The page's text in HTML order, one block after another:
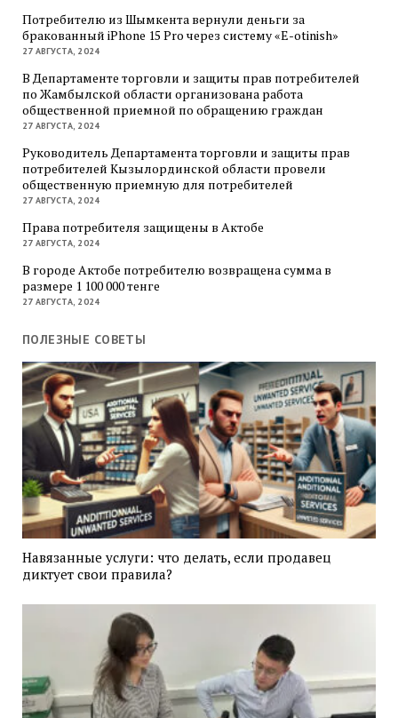
Потребителю из Шымкента вернули деньги за
бракованный iPhone 15 Pro через систему «E-otinish»
27 АВГУСТА, 2024
В Департаменте торговли и защиты прав потребителей
по Жамбылской области организована работа
общественной приемной по обращению граждан
27 АВГУСТА, 2024
Руководитель Департамента торговли и защиты прав
потребителей Кызылординской области провели
общественную приемную для потребителей
27 АВГУСТА, 2024
Права потребителя защищены в Актобе
27 АВГУСТА, 2024
В городе Актобе потребителю возвращена сумма в
размере 1 100 000 тенге
27 АВГУСТА, 2024
ПОЛЕЗНЫЕ СОВЕТЫ
Навязанные услуги: что делать, если продавец
диктует свои правила?